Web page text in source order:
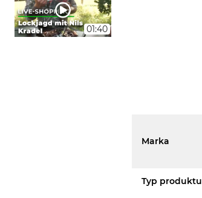
01:40
Marka
Typ produktu